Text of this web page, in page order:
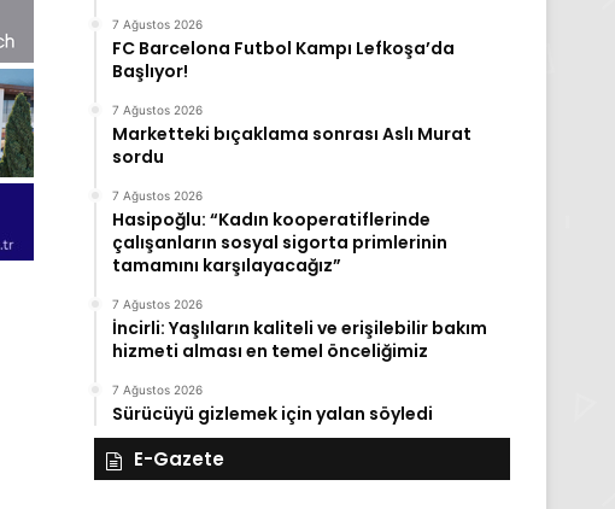
7 Ağustos 2026
FC Barcelona Futbol Kampı Lefkoşa’da
Başlıyor!
7 Ağustos 2026
Marketteki bıçaklama sonrası Aslı Murat
sordu
7 Ağustos 2026
Hasipoğlu: “Kadın kooperatiflerinde
çalışanların sosyal sigorta primlerinin
tamamını karşılayacağız”
7 Ağustos 2026
İncirli: Yaşlıların kaliteli ve erişilebilir bakım
hizmeti alması en temel önceliğimiz
7 Ağustos 2026
Sürücüyü gizlemek için yalan söyledi
E-Gazete